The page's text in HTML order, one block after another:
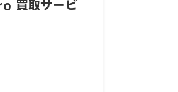
買取サービ